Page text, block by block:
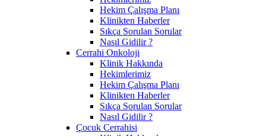
Hekim Çalışma Planı
Klinikten Haberler
Sıkça Sorulan Sorular
Nasıl Gidilir ?
Cerrahi Onkoloji
Klinik Hakkında
Hekimlerimiz
Hekim Çalışma Planı
Klinikten Haberler
Sıkça Sorulan Sorular
Nasıl Gidilir ?
Çocuk Cerrahisi